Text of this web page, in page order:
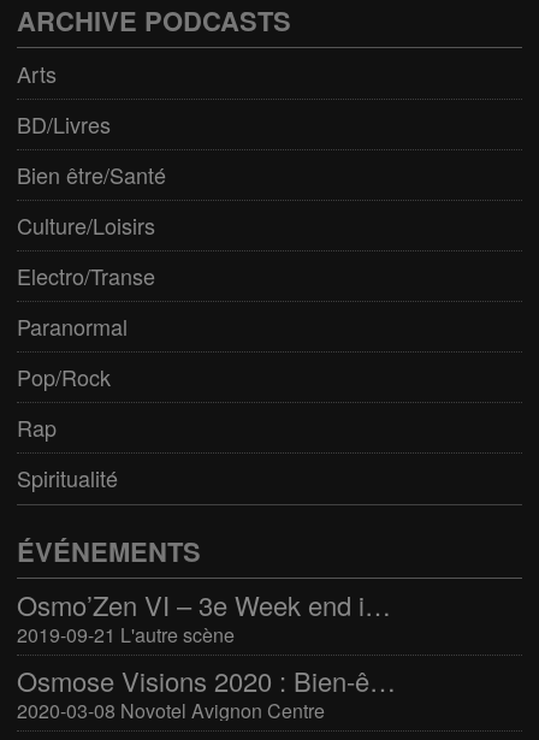
ARCHIVE PODCASTS
Arts
BD/Livres
Bien être/Santé
Culture/Loisirs
Electro/Transe
Paranormal
Pop/Rock
Rap
Spiritualité
ÉVÉNEMENTS
Osmo’Zen VI – 3e Week end international du bien-être
2019-09-21 L'autre scène
Osmose Visions 2020 : Bien-être et arts divinatoires
2020-03-08 Novotel Avignon Centre